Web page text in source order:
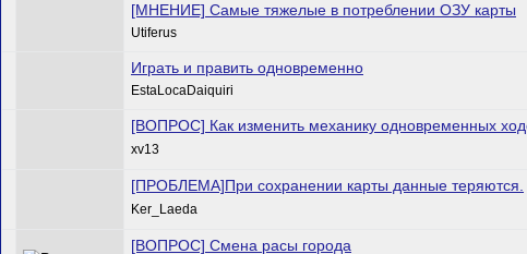
[МНЕНИЕ] Самые тяжелые в потреблении ОЗУ карты
Utiferus
Играть и править одновременно
EstaLocaDaiquiri
[ВОПРОС] Как изменить механику одновременных
xv13
[ПРОБЛЕМА]При сохранении карты данные теряются.
Ker_Laeda
[ВОПРОС] Смена расы города